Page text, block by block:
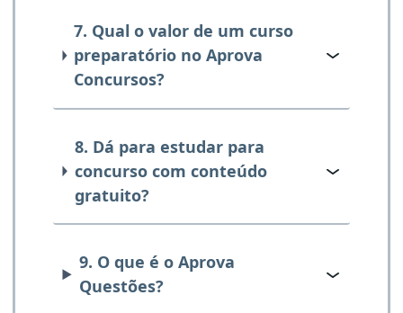
7. Qual o valor de um curso
preparatório no Aprova
Concursos?
8. Dá para estudar para
concurso com conteúdo
gratuito?
9. O que é o Aprova
Questões?